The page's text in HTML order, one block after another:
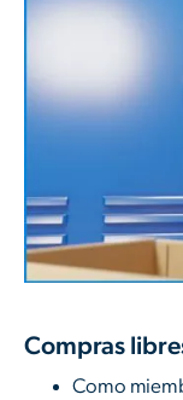
Compras
Como